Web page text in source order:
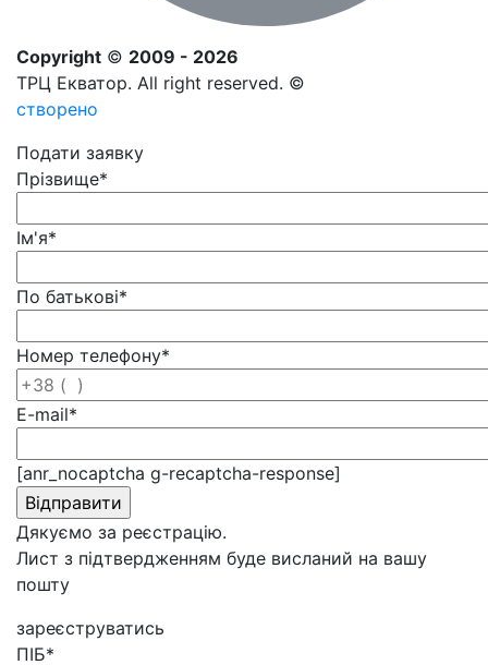
Copyright © 2009 - 2026
ТРЦ Екватор. All right reserved. ©
створено
Подати заявку
Прізвище*
Ім'я*
По батькові*
Номер телефону*
E-mail*
[anr_nocaptcha g-recaptcha-response]
Дякуємо за реєстрацію.
Лист з підтвердженням буде висланий на вашу
пошту
зареєструватись
ПІБ*